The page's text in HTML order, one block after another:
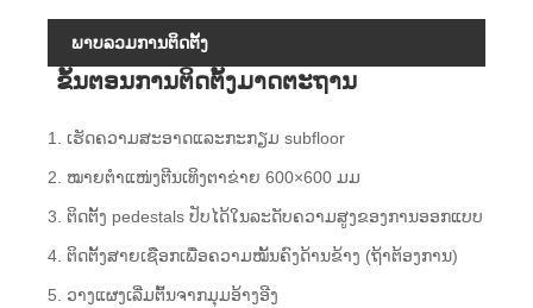
ພາບລວມການຕິດຕັ້ງ
ຂັ້ນຕອນການຕິດຕັ້ງມາດຕະຖານ
1. ເຮັດຄວາມສະອາດແລະກະກຽມ subfloor
2. ໝາຍຕໍາແໜ່ງຕີນເທິງຕາຂ່າຍ 600×600 ມມ
3. ຕິດຕັ້ງ pedestals ປັບໄດ້ໃນລະດັບຄວາມສູງຂອງການອອກແບບ
4. ຕິດຕັ້ງສາຍເຊືອກເພື່ອຄວາມໝັ້ນຄົງດ້ານຂ້າງ (ຖ້າຕ້ອງການ)
5. ວາງແຜງເລີ່ມຕົ້ນຈາກມຸມອ້າງອີງ